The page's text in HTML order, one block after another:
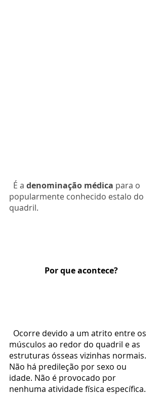
  É a
denominação médica para o
popularmente conhecido estalo do
quadril.
Por que acontece?
músculos ao redor do quadril e as
estruturas ósseas vizinhas normais.
Não há predileção por sexo ou
idade. Não é provocado por
nenhuma atividade física específica.